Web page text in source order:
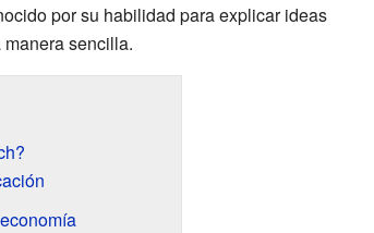
por su habilidad para explicar ideas
sencilla.